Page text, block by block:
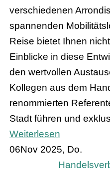
verschiedenen
spannenden
Reise bietet Ihnen
Einblicke in diese
den wertvollen
Kollegen aus dem
renommierten
Stadt führen und
Weiterlesen
06Nov 2025, Do.